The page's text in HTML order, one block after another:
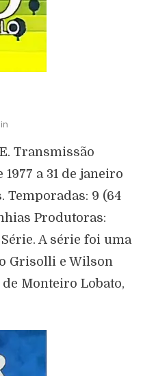
Transmissão
a 31 de janeiro
Temporadas: 9 (64
Produtoras:
Série. A série foi uma
Grisolli e Wilson
Monteiro Lobato,